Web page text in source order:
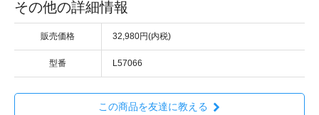
その他の詳細情報
販売価格 32,980円(内税)
型番 L57066
この商品を友達に教える